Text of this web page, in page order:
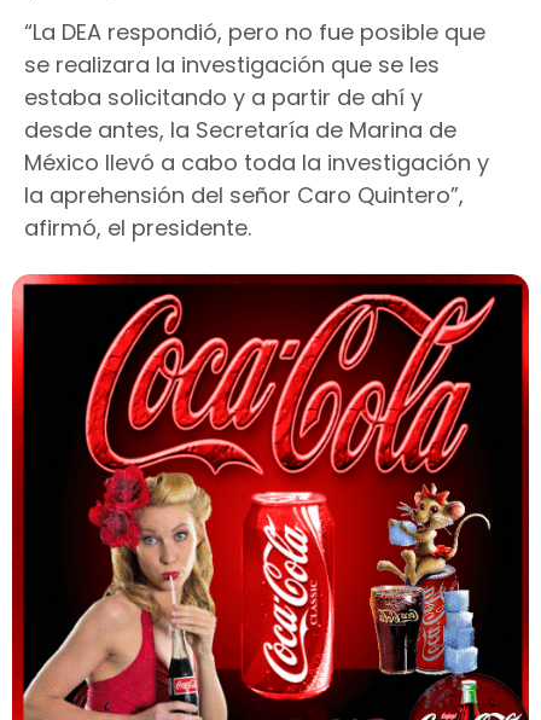
“La DEA respondió, pero no fue posible que
se realizara la investigación que se les
estaba solicitando y a partir de ahí y
desde antes, la Secretaría de Marina de
México llevó a cabo toda la investigación y
la aprehensión del señor Caro Quintero”,
afirmó, el presidente.